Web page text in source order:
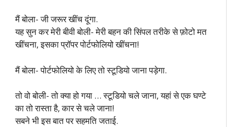
मैं बोला- जी जरूर खींच दूंगा.
यह सुन कर मेरी बीवी बोली- मेरी बहन की सिंपल तरीके से फ़ोटो मत
खींचना, इसका प्रॉपर पोर्टफोलियो खींचना!
मैं बोला- पोर्टफोलियो के लिए तो स्टूडियो जाना पड़ेगा.
तो वो बोली- तो क्या हो गया … स्टूडियो चले जाना, यहां से एक घण्टे
का तो रास्ता है, कार से चले जाना!
सबने भी इस बात पर सहमति जताई.